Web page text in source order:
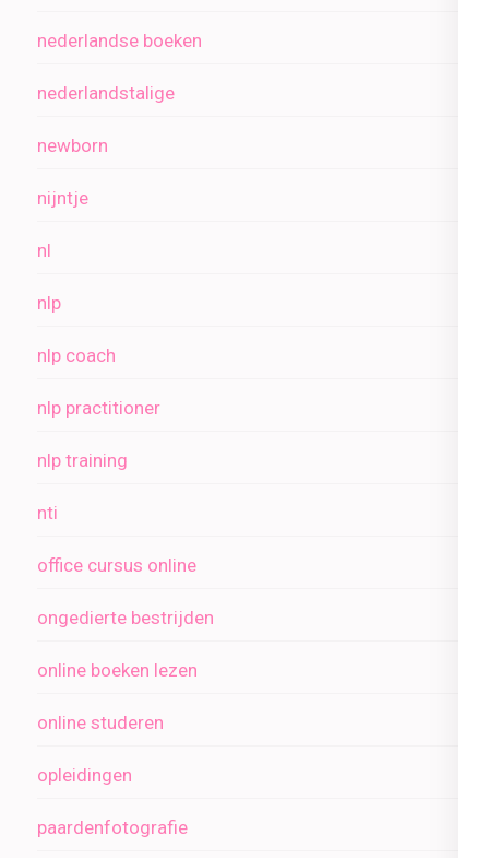
nederlandse boeken
nederlandstalige
newborn
nijntje
nl
nlp
nlp coach
nlp practitioner
nlp training
nti
office cursus online
ongedierte bestrijden
online boeken lezen
online studeren
opleidingen
paardenfotografie